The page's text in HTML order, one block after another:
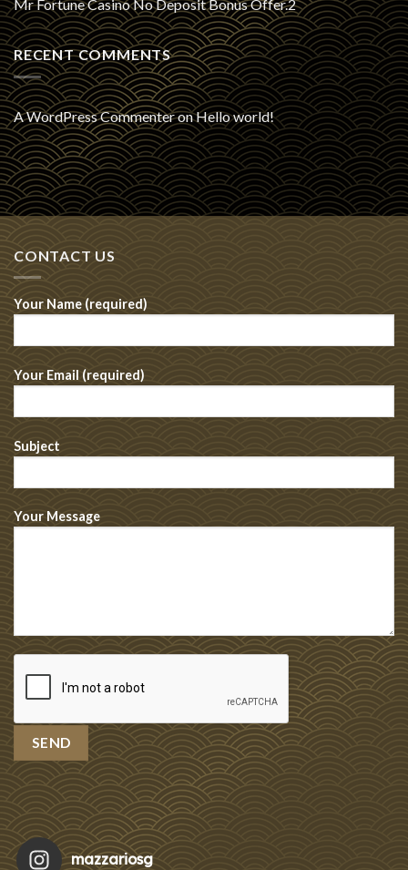
Mr Fortune Casino No Deposit Bonus Offer.2
RECENT COMMENTS
A WordPress CommenteronHello world!
CONTACT US
Your Name (required)
Your Email (required)
Subject
Your Message
mazzariosg